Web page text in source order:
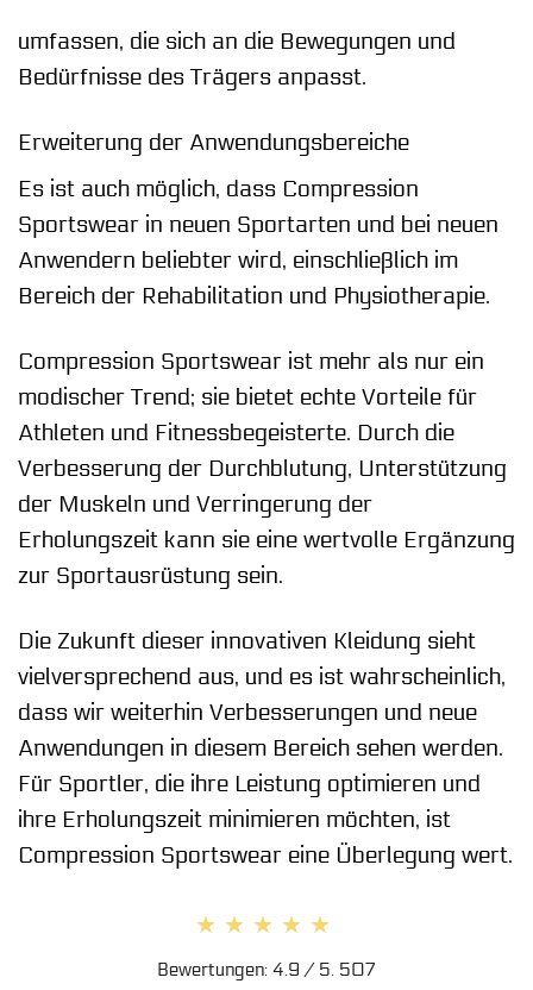
umfassen, die sich an die Bewegungen und
Bedürfnisse des Trägers anpasst.
Erweiterung der Anwendungsbereiche
Es ist auch möglich, dass Compression
Sportswear in neuen Sportarten und bei neuen
Anwendern beliebter wird, einschließlich im
Bereich der Rehabilitation und Physiotherapie.
Compression Sportswear ist mehr als nur ein
modischer Trend; sie bietet echte Vorteile für
Athleten und Fitnessbegeisterte. Durch die
Verbesserung der Durchblutung, Unterstützung
der Muskeln und Verringerung der
Erholungszeit kann sie eine wertvolle Ergänzung
zur Sportausrüstung sein.
Die Zukunft dieser innovativen Kleidung sieht
vielversprechend aus, und es ist wahrscheinlich,
dass wir weiterhin Verbesserungen und neue
Anwendungen in diesem Bereich sehen werden.
Für Sportler, die ihre Leistung optimieren und
ihre Erholungszeit minimieren möchten, ist
Compression Sportswear eine Überlegung wert.
★★★★★
★★★★★
Bewertungen: 4.9 / 5. 507